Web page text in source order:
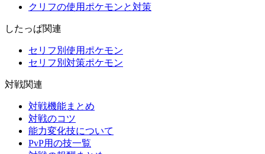
クリフの使用ポケモンと対策
したっぱ関連
セリフ別使用ポケモン
セリフ別対策ポケモン
対戦関連
対戦機能まとめ
対戦のコツ
能力変化技について
PvP用の技一覧